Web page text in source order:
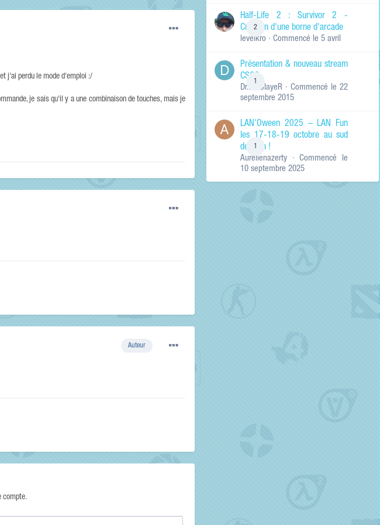
RECHERCHER LES
Titres et corps
Titres des
uniquement
j'ai perdu le mode d'emploi :/
je sais qu'il y a une combinaison de touches, mais je
Auteur
compte.
2
Half-Life 2 : Survivor 2 -
Création d'une borne d'arcade
levelkro · Commencé le 5 avril
1
Présentation & nouveau stream
CSGO
Dr.KinSlayeR · Commencé le 22
septembre 2015
1
LAN'Oween 2025 – LAN Fun
les 17-18-19 octobre au sud
de Lyon !
Aurelienazerty · Commencé le
10 septembre 2025